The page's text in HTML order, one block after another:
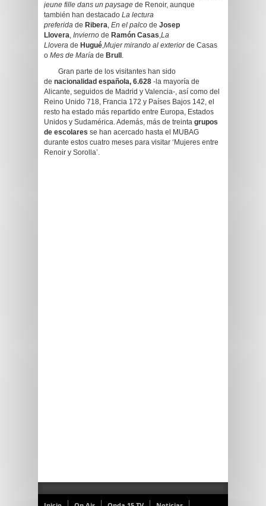
jeune fille dans un paysage de Renoir, aunque
también han destacado La lectura
preferida de Ribera, En el palco de Josep
Llovera, Invierno de Ramón Casas,La
Llovera de Hugué,Mujer mirando al exteriorde Casas
o Mes de María de Brull .
Gran parte de los visitantes han sido
de nacionalidad española, 6.628 -la mayoría de
Alicante, seguidos de Madrid y Valencia-, así como del
Reino Unido 718, Francia 172 y Países Bajos 142, el
resto ha estado más repartido entre Europa, Estados
Unidos y Sudamérica. Además, más de treinta grupos
de escolares se han acercado hasta el MUBAG
durante estos cuatro meses para visitar ‘Mujeres entre
Renoir y Sorolla’.